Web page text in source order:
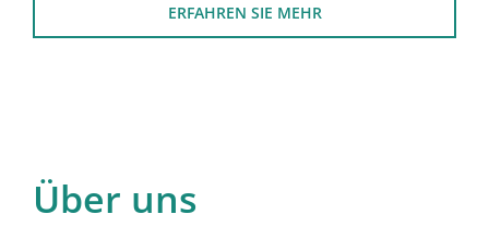
ERFAHREN SIE MEHR
Über uns